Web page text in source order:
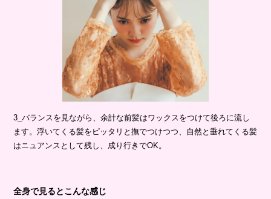
3_バランスを見ながら、余計な前髪はワックスをつけて後ろに流し
ます。浮いてくる髪をピッタリと撫でつけつつ、自然と垂れてくる髪
はニュアンスとして残し、成り行きでOK。
全身で見るとこんな感じ